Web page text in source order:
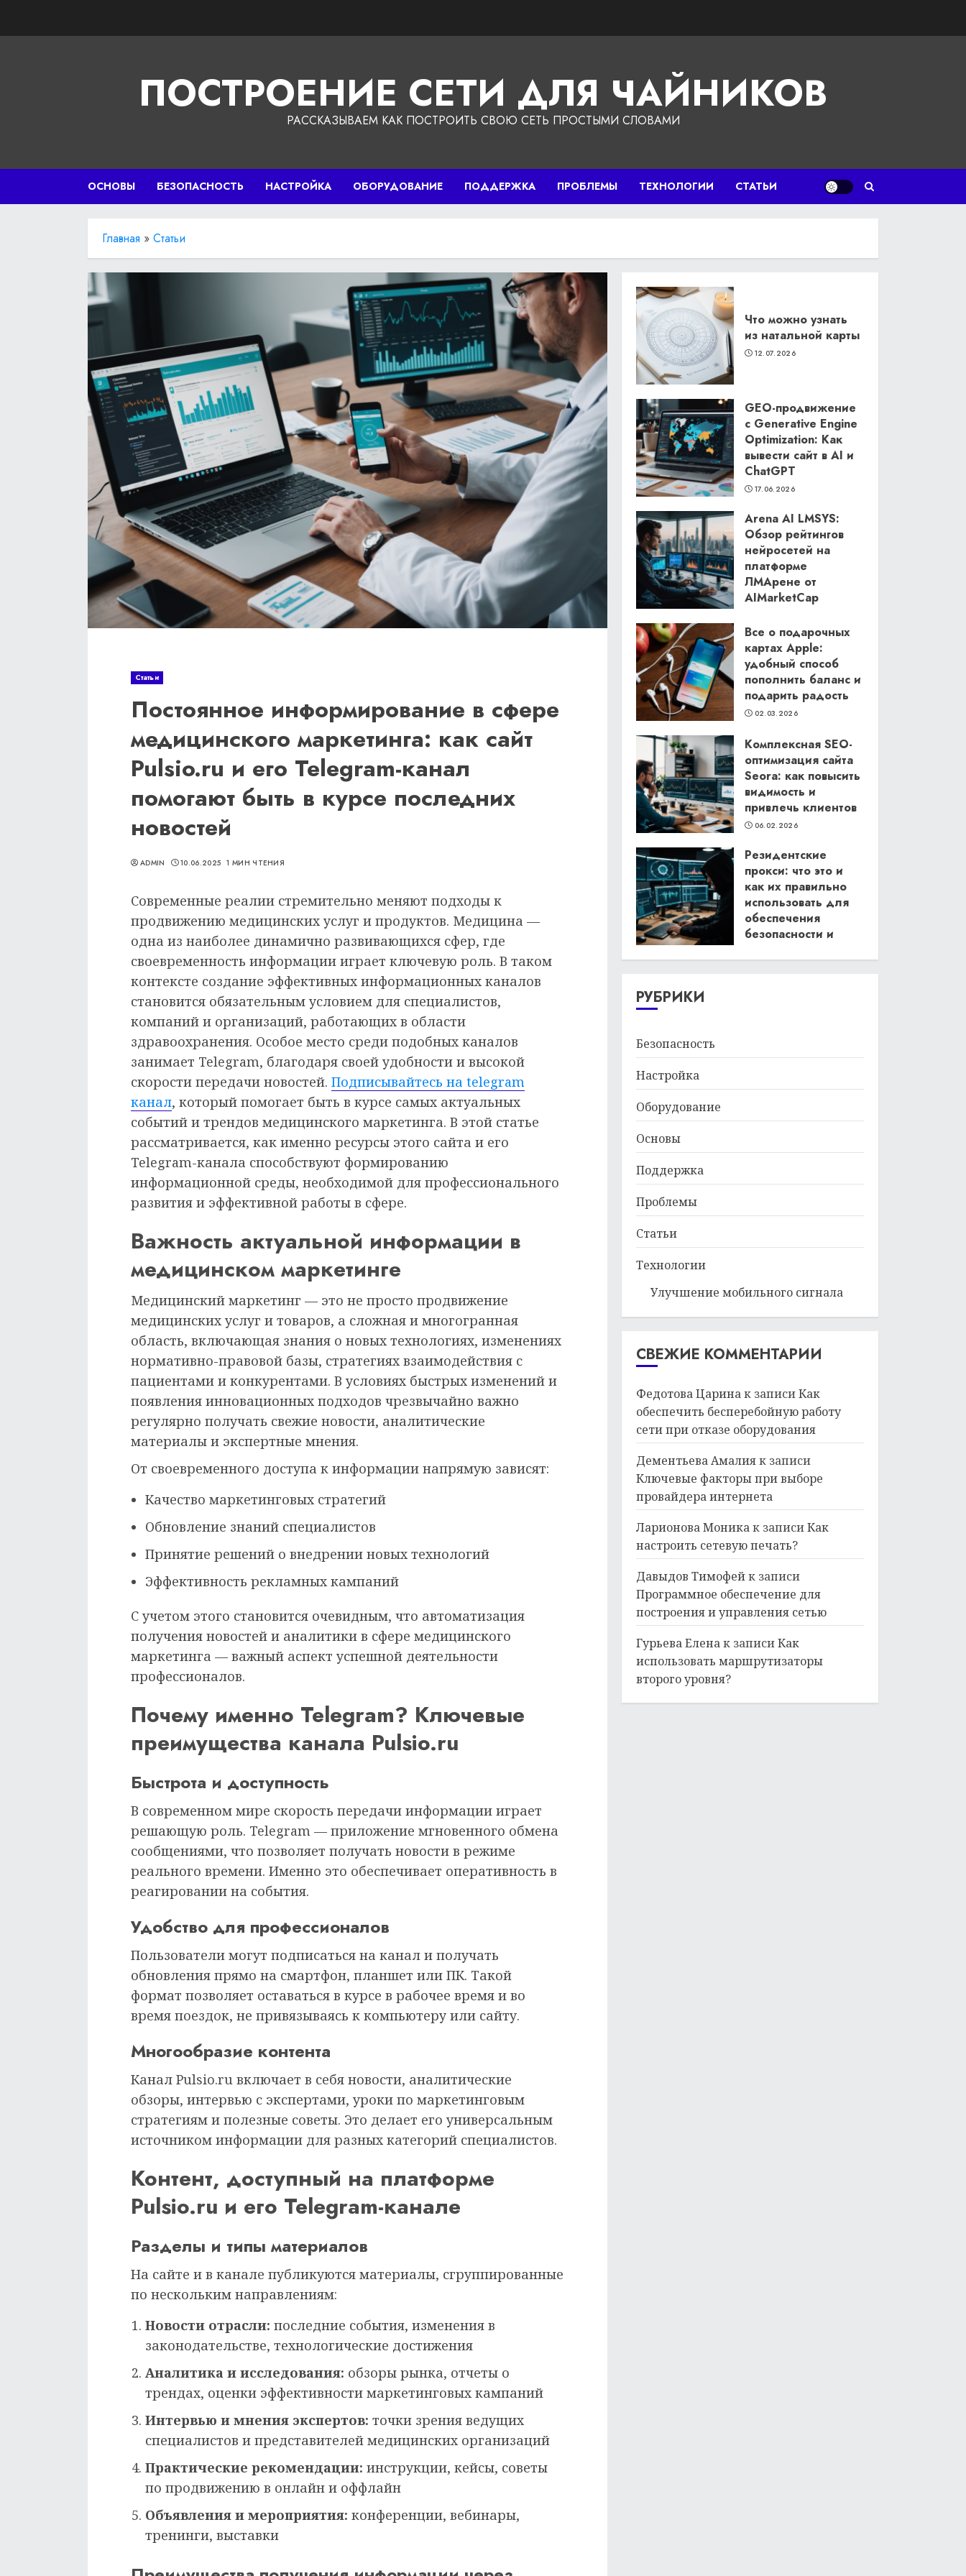
ПОСТРОЕНИЕ СЕТИ ДЛЯ ЧАЙНИКОВ
РАССКАЗЫВАЕМ КАК ПОСТРОИТЬ СВОЮ СЕТЬ ПРОСТЫМИ СЛОВАМИ
ОСНОВЫ БЕЗОПАСНОСТЬ НАСТРОЙКА ОБОРУДОВАНИЕ ПОДДЕРЖКА ПРОБЛЕМЫ ТЕХНОЛОГИИ СТАТЬИ
Главная » Статьи
Статьи
Постоянное информирование в сфере
медицинского маркетинга: как сайт
Pulsio.ru и его Telegram-канал
помогают быть в курсе последних
новостей
ADMIN 10.06.2025 1 МИН ЧТЕНИЯ
Современные реалии стремительно меняют подходы к
продвижению медицинских услуг и продуктов. Медицина —
одна из наиболее динамично развивающихся сфер, где
своевременность информации играет ключевую роль. В таком
контексте создание эффективных информационных каналов
становится обязательным условием для специалистов,
компаний и организаций, работающих в области
здравоохранения. Особое место среди подобных каналов
занимает Telegram, благодаря своей удобности и высокой
скорости передачи новостей. Подписывайтесь на telegram
канал, который помогает быть в курсе самых актуальных
событий и трендов медицинского маркетинга. В этой статье
рассматривается, как именно ресурсы этого сайта и его
Telegram-канала способствуют формированию
информационной среды, необходимой для профессионального
развития и эффективной работы в сфере.
Важность актуальной информации в
медицинском маркетинге
Медицинский маркетинг — это не просто продвижение
медицинских услуг и товаров, а сложная и многогранная
область, включающая знания о новых технологиях, изменениях
нормативно-правовой базы, стратегиях взаимодействия с
пациентами и конкурентами. В условиях быстрых изменений и
появления инновационных подходов чрезвычайно важно
регулярно получать свежие новости, аналитические
материалы и экспертные мнения.
От своевременного доступа к информации напрямую зависят:
Качество маркетинговых стратегий
Обновление знаний специалистов
Принятие решений о внедрении новых технологий
Эффективность рекламных кампаний
С учетом этого становится очевидным, что автоматизация
получения новостей и аналитики в сфере медицинского
маркетинга — важный аспект успешной деятельности
профессионалов.
Почему именно Telegram? Ключевые
преимущества канала Pulsio.ru
Быстрота и доступность
В современном мире скорость передачи информации играет
решающую роль. Telegram — приложение мгновенного обмена
сообщениями, что позволяет получать новости в режиме
реального времени. Именно это обеспечивает оперативность в
реагировании на события.
Удобство для профессионалов
Пользователи могут подписаться на канал и получать
обновления прямо на смартфон, планшет или ПК. Такой
формат позволяет оставаться в курсе в рабочее время и во
время поездок, не привязываясь к компьютеру или сайту.
Многообразие контента
Канал Pulsio.ru включает в себя новости, аналитические
обзоры, интервью с экспертами, уроки по маркетинговым
стратегиям и полезные советы. Это делает его универсальным
источником информации для разных категорий специалистов.
Контент, доступный на платформе
Pulsio.ru и его Telegram-канале
Разделы и типы материалов
На сайте и в канале публикуются материалы, сгруппированные
по нескольким направлениям:
Новости отрасли: последние события, изменения в
законодательстве, технологические достижения
Аналитика и исследования: обзоры рынка, отчеты о
трендах, оценки эффективности маркетинговых кампаний
Интервью и мнения экспертов: точки зрения ведущих
специалистов и представителей медицинских организаций
Практические рекомендации: инструкции, кейсы, советы
по продвижению в онлайн и оффлайн
Объявления и мероприятия: конференции, вебинары,
тренинги, выставки
Что можно узнать
из натальной карты
12.07.2026
GEO-продвижение
с Generative Engine
Optimization: Как
вывести сайт в AI и
ChatGPT
17.06.2026
Arena AI LMSYS:
Обзор рейтингов
нейросетей на
платформе
ЛМАрене от
AIMarketCap
Все о подарочных
картах Apple:
удобный способ
пополнить баланс и
подарить радость
02.03.2026
Комплексная SEO-
оптимизация сайта
Seora: как повысить
видимость и
привлечь клиентов
06.02.2026
Резидентские
прокси: что это и
как их правильно
использовать для
обеспечения
безопасности и
РУБРИКИ
Безопасность
Настройка
Оборудование
Основы
Поддержка
Проблемы
Статьи
Технологии
Улучшение мобильного сигнала
СВЕЖИЕ КОММЕНТАРИИ
Федотова Царинак записиКак
обеспечить бесперебойную работу
сети при отказе оборудования
Дементьева Амалияк записи
Ключевые факторы при выборе
провайдера интернета
Ларионова Моникак записиКак
настроить сетевую печать?
Давыдов Тимофейк записи
Программное обеспечение для
построения и управления сетью
Гурьева Еленак записиКак
использовать маршрутизаторы
второго уровня?